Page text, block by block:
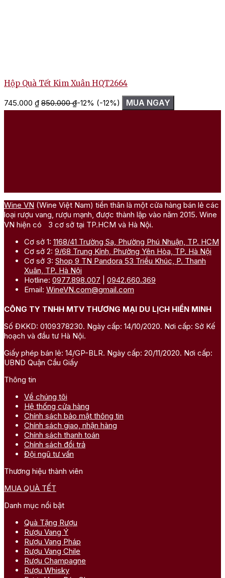
Hộp Quà Tết Kim Xuân HQT2664
745.000 ₫ 850.000₫-12% (-12%) MUA NGAY
Wine VN (Wine Việt Nam) tiền thân là một cửa hàng bán lẻ các
loại rượu vang, rượu mạnh, được thành lập vào năm 2015. Wine
VN hiện có 3 cơ sở tại TP.HCM và Hà Nội.
Cơ sở 1: 1168/41 Trường Sa, Phường Phú Nhuận, TP. HCM
Cơ sở 2: 9/68 Trung Kính, Phường Yên Hòa, TP. Hà Nội
Cơ sở 3: Shop 9 TN Pandora 53 Triều Khúc, P. Thanh
Xuân, TP. Hà Nội
Hotline: 0977.898.007
0942.660.369
Email: WineVN.com@gmail.com
CÔNG TY TNHH MTV THƯƠNG MẠI DU LỊCH HIỀN MINH
Số ĐKKD: 0109378230. Ngày cấp: 14/10/2020. Nơi cấp: Sở Kế
hoạch và đầu tư Hà Nội.
Giấy phép bán lẻ: 14/GP-BLR. Ngày cấp: 20/11/2020. Nơi cấp:
UBND Quận Cầu Giấy
Thông tin
Về chúng tôi
Hệ thống cửa hàng
Chính sách bảo mật thông tin
Chính sách giao, nhận hàng
Chính sách thanh toán
Chính sách đổi trả
Đội ngũ tư vấn
Thương hiệu thành viên
MUA QUÀ TẾT
Danh mục nổi bật
Quà Tặng Rượu
Rượu Vang Ý
Rượu Vang Pháp
Rượu Vang Chile
Rượu Champagne
Rượu Whisky